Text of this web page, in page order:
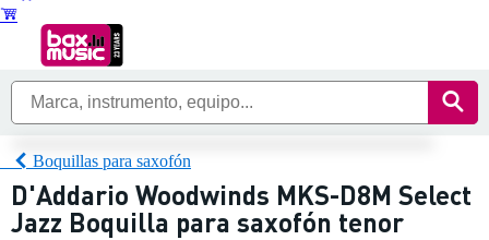
Boquillas para saxofón
D'Addario Woodwinds MKS-D8M Select
Jazz Boquilla para saxofón tenor